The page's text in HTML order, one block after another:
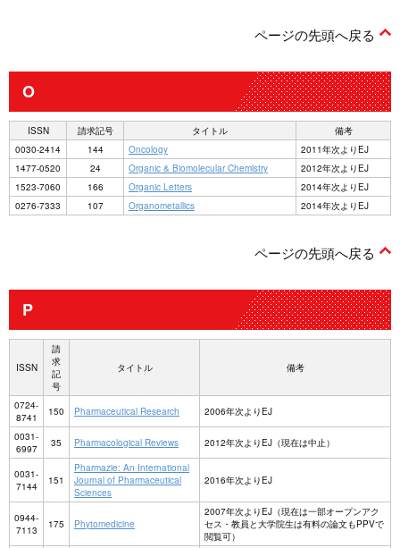
ページの先頭へ戻る
O
ISSN 請求記号 タイトル
備考
0030-2414
144 Oncology
2011年次よりEJ
1477-0520
24 Organic & Biomolecular Chemistry
2012年次よりEJ
1523-7060
166 Organic Letters
2014年次よりEJ
0276-7333
107 Organometallics 2014年次よりEJ
ページの先頭へ戻る
P
ISSN
請
求
記
号
タイトル 備考
0724-
8741
150 Pharmaceutical Research
2006年次よりEJ
0031-
6997
35 Pharmacological Reviews 2012年次よりEJ（現在は中止）
0031-
7144
151
Pharmazie: An International
Journal of Pharmaceutical
Sciences
2016年次よりEJ
0944-
7113
175 Phytomedicine
2007年次よりEJ（現在は一部オープンアク
セス・教員と大学院生は有料の論文もPPVで
閲覧可）